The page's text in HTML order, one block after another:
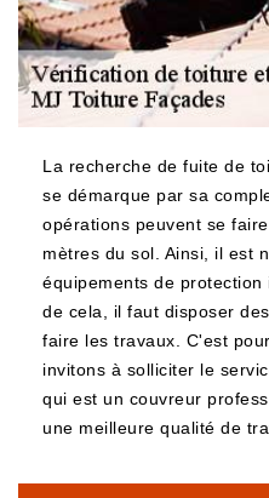
La recherche de fuite de
se démarque par sa
opérations peuvent se
mètres du sol. Ainsi, il est
équipements de
de cela, il faut disposer
faire les travaux. C'est
invitons à solliciter le
qui est un couvreur
une meilleure qualité de